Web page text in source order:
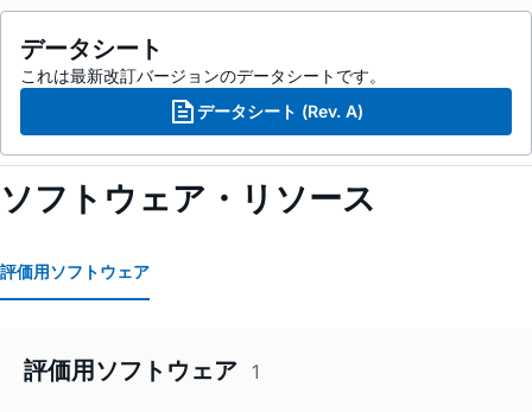
データシート
これは最新改訂バージョンのデータシートです。
データシート (Rev. A)
ソフトウェア・リソース
評価用ソフトウェア
評価用ソフトウェア 1